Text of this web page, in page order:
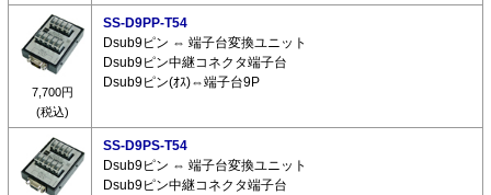
7,700円
(税込)
SS-D9PP-T54
Dsub9ピン ⇔ 端子台変換ユニット
Dsub9ピン中継コネクタ端子台
Dsub9ピン(ｵｽ)⇔端子台9P
SS-D9PS-T54
Dsub9ピン ⇔ 端子台変換ユニット
Dsub9ピン中継コネクタ端子台